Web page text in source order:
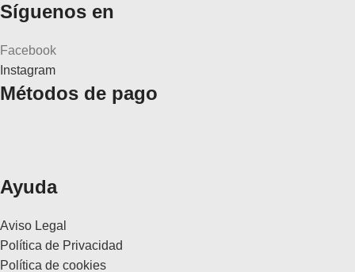
Síguenos en
Facebook
Instagram
Métodos de pago
Ayuda
Aviso Legal
Política de Privacidad
Política de cookies